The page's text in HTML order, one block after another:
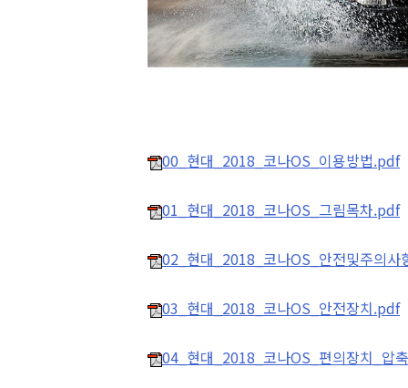
00_현대_2018_코나OS_이용방법.pdf
01_현대_2018_코나OS_그림목차.pdf
02_현대_2018_코나OS_안전및주의사
03_현대_2018_코나OS_안전장치.pdf
04_현대_2018_코나OS_편의장치_압